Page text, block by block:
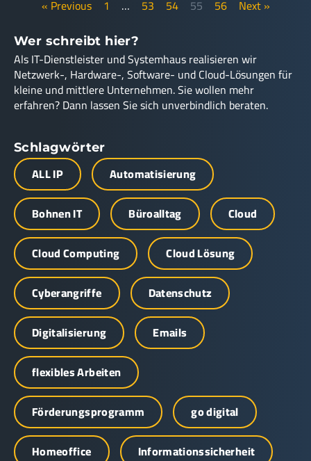
« Previous 1 … 53 54 55 56 Next »
Wer schreibt hier?
Als IT-Dienstleister und Systemhaus realisieren wir
Netzwerk-, Hardware-, Software- und Cloud-Lösungen für
kleine und mittlere Unternehmen. Sie wollen mehr
erfahren? Dann lassen Sie sich unverbindlich beraten.
Schlagwörter
ALL IP
Automatisierung
Bohnen IT
Büroalltag
Cloud
Cloud Computing
Cloud Lösung
Cyberangriffe
Datenschutz
Digitalisierung
Emails
flexibles Arbeiten
Förderungsprogramm
go digital
Homeoffice
Informationssicherheit